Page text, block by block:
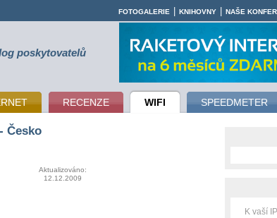
poskytovatelů
RECENZE WIFI SPEEDMETER
FOTOGALERIE KNIHOVNY NAŠE
Česko
Aktualizováno:
12.12.2009
K vaší